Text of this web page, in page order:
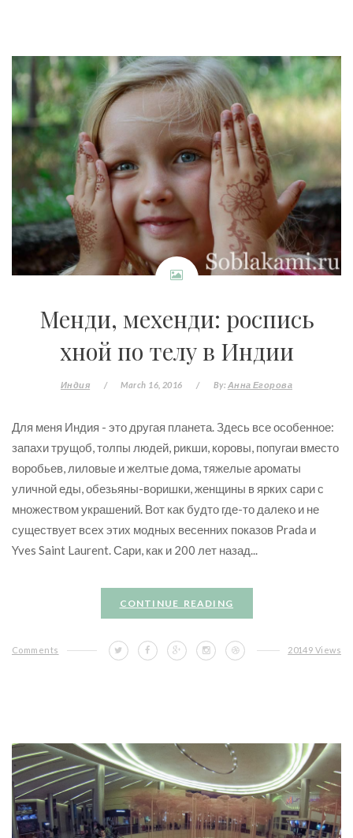
Менди, мехенди: роспись
хной по телу в Индии
Индия / March 16, 2016 / By: Анна Егорова
Для меня Индия - это другая планета. Здесь все особенное:
запахи трущоб, толпы людей, рикши, коровы, попугаи вместо
воробьев, лиловые и желтые дома, тяжелые ароматы
уличной еды, обезьяны-воришки, женщины в ярких сари с
множеством украшений. Вот как будто где-то далеко и не
существует всех этих модных весенних показов Prada и
Yves Saint Laurent. Сари, как и 200 лет назад...
CONTINUE READING
Comments 20149 Views